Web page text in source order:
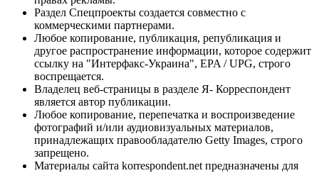
Раздел Спецпроекты создается совместно с
коммерческими партнерами.
Любое копирование, публикация, републикация и
другое распространение информации, которое содержит
ссылку на "Интерфакс-Украина", EPA / UPG, строго
воспрещается.
Владелец веб-страницы в разделе Я- Корреспондент
является автор публикации.
Любое копирование, перепечатка и воспроизведение
фотографий и/или аудиовизуальных материалов,
принадлежащих правообладателю Getty Images, строго
запрещено.
Материалы сайта korrespondent.net предназначены для